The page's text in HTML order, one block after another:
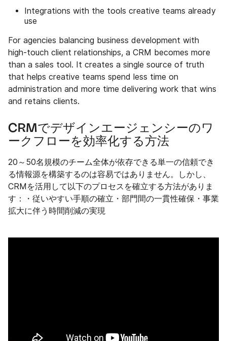
Integrations with the tools creative teams already
use
For agencies balancing business development with
high-touch client relationships, a CRM becomes more
than a sales tool. It creates a single source of truth
that helps creative teams spend less time on
administration and more time delivering work that wins
and retains clients.
CRMでデザインエージェンシーのワ
ークフローを効率化する方法
20～50名規模のチーム全体が依存できる単一の信頼でき
る情報源を構築するのは容易ではありません。しかし、
CRMを活用して以下のプロセスを確立する方法がありま
す：・従いやすい手順の確立・部門間の一貫性確保・事業
拡大に伴う時間削減の実現